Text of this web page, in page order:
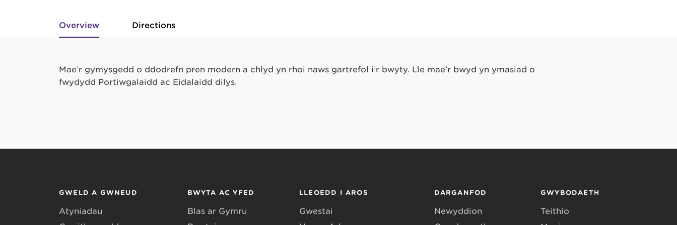
Overview Directions
Mae’r gymysgedd o ddodrefn pren modern a chlyd yn rhoi naws gartrefol i’r bwyty. Lle mae’r bwyd yn ymasiad o
fwydydd Portiwgalaidd ac Eidalaidd dilys.
GWELD A GWNEUD
Atyniadau
BWYTA AC YFED
Blas ar Gymru
LLEOEDD I AROS
Gwestai
DARGANFOD
Newyddion
GWYBODAETH
Teithio